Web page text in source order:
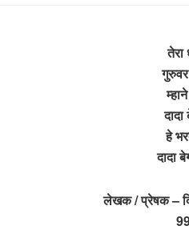
तेरा
हे
दादा
लेखक / प्रेषक –